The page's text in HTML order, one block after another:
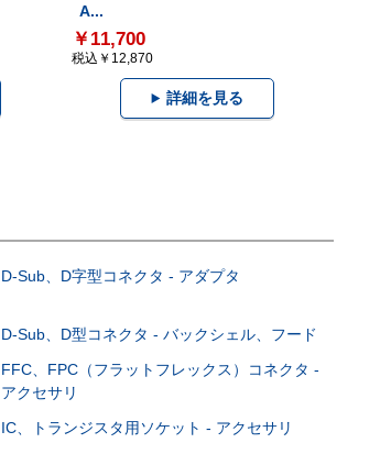
A...
￥11,700
税込￥12,870
詳細を見る
D-Sub、D字型コネクタ - アダプタ
D-Sub、D型コネクタ - バックシェル、フード
FFC、FPC（フラットフレックス）コネクタ -
アクセサリ
IC、トランジスタ用ソケット - アクセサリ